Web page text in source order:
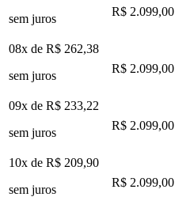
sem juros
R$ 2.099,00
08x de R$ 262,38
sem juros
R$ 2.099,00
09x de R$ 233,22
sem juros
R$ 2.099,00
10x de R$ 209,90
sem juros
R$ 2.099,00